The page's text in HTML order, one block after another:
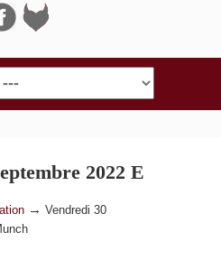
2022 E
→ Vendredi 30